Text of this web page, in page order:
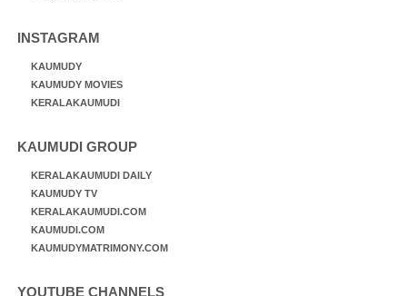
INSTAGRAM
KAUMUDY
KAUMUDY MOVIES
KERALAKAUMUDI
KAUMUDI GROUP
KERALAKAUMUDI DAILY
KAUMUDY TV
KERALAKAUMUDI.COM
KAUMUDI.COM
KAUMUDYMATRIMONY.COM
YOUTUBE CHANNELS